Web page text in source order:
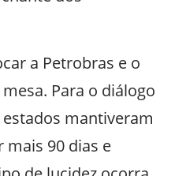
a Petrobras e o
Para o diálogo
mantiveram
90 dias e